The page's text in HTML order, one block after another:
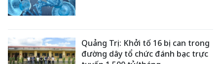
Quảng Trị: Khởi tố 16 bị can trong
đường dây tổ chức đánh bạc trực